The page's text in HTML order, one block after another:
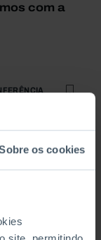
os cookies
com a
transição
na